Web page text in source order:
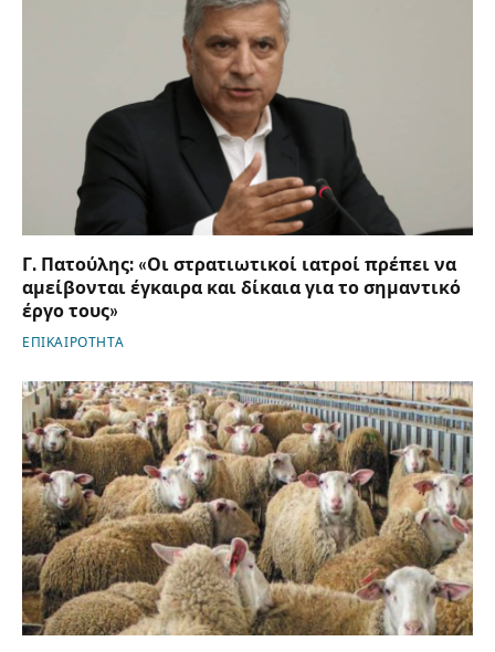
Γ. Πατούλης: «Οι στρατιωτικοί ιατροί πρέπει να
αμείβονται έγκαιρα και δίκαια για το σημαντικό
έργο τους»
ΕΠΙΚΑΙΡΟΤΗΤΑ